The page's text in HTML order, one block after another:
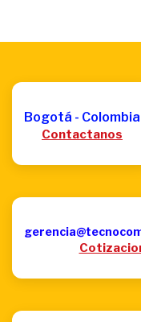
Bogotá - Colombia
Contactanos